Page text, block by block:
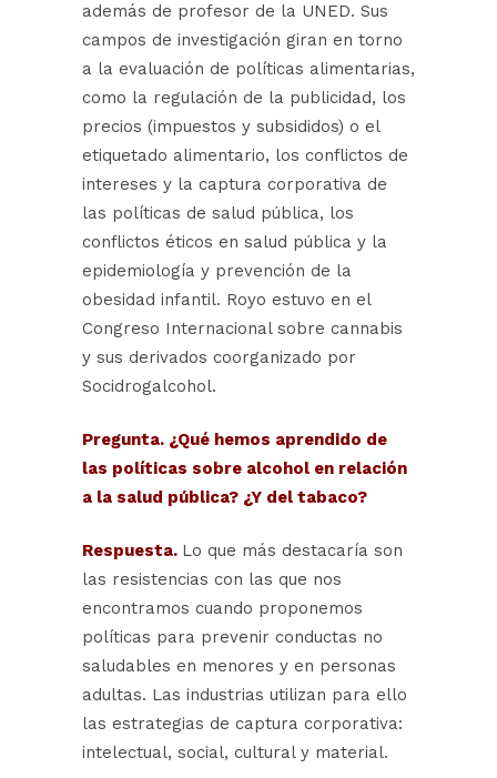
además de profesor de la UNED. Sus
campos de investigación giran en torno
a la evaluación de políticas alimentarias,
como la regulación de la publicidad, los
precios (impuestos y subsididos) o el
etiquetado alimentario, los conflictos de
intereses y la captura corporativa de
las políticas de salud pública, los
conflictos éticos en salud pública y la
epidemiología y prevención de la
obesidad infantil. Royo estuvo en el
Congreso Internacional sobre cannabis
y sus derivados coorganizado por
Socidrogalcohol.
Pregunta. ¿Qué hemos aprendido de
las políticas sobre alcohol en relación
a la salud pública? ¿Y del tabaco?
Respuesta. Lo que más destacaría son
las resistencias con las que nos
encontramos cuando proponemos
políticas para prevenir conductas no
saludables en menores y en personas
adultas. Las industrias utilizan para ello
las estrategias de captura corporativa:
intelectual, social, cultural y material.